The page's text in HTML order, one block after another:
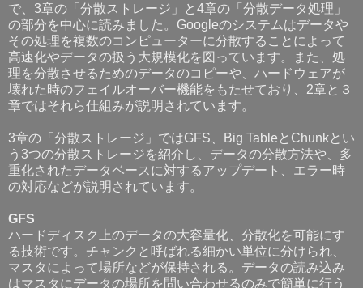
で、3章の「分散ストレージ」と4章の「分散データ処理」
の部分を中心に読みました。Googleのシステムはデータや
その処理を複数のコンピューターに分散することによって
高速化やデータの扱う大規模化を図っています。また、処
理を分散させるためのデータのコピーや、ハードウェアが
壊れた時のフェイルオーバー機能をもたせており、2章と３
章ではそれら仕組みが説明されています。
3章の「分散ストレージ」ではGFS、Big TableとChunkとい
う3つの分散ストレージを紹介し、データの分散方法や、多
重化されたデータベースに対するアップデート、エラー時
の対応などが説明されています。
GFS
ハードディスク上のデータの大容量化、分散化を可能にす
る技術です。チャンクと呼ばれる細かい単位に分けられ、
マスタによって場所などが保持される。データの読み込み
はマスタにデータの場所を問い合わせるのみで簡単に行う